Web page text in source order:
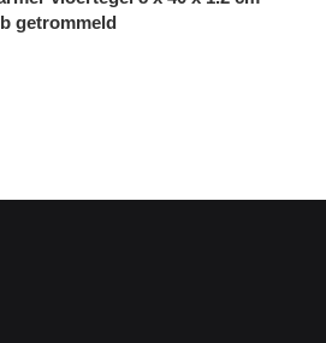
getrommeld